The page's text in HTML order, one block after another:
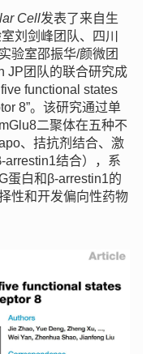
Cell发表了来自生
刘剑峰团队、四川
验室邵振华/颜微团
JP团队的联合研究成
functional states
8”。该研究通过单
二聚体在五种不
、拮抗剂结合、激
arrestin1结合），系
蛋白和β-arrestin1的
性和开发偏向性药物